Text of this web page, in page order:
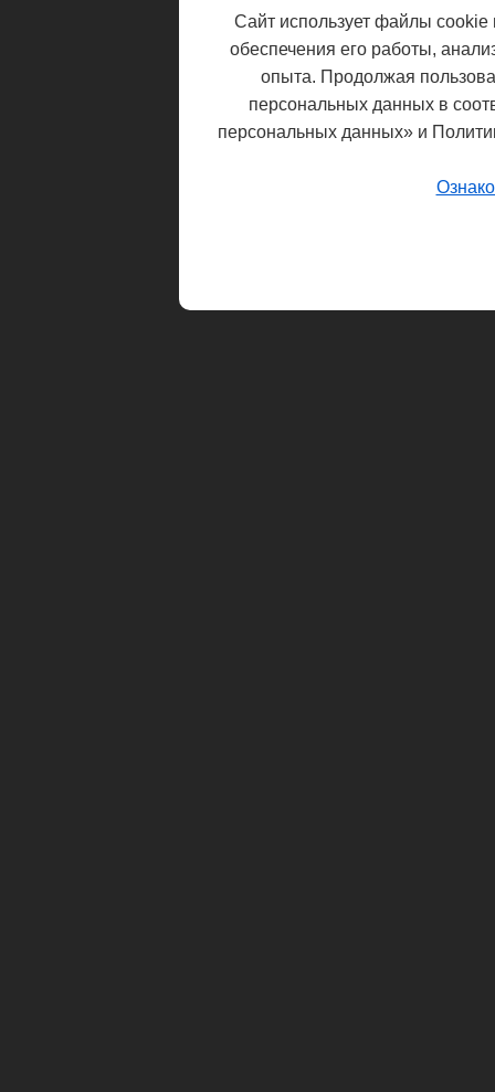
Сайт использует файлы cookie
обеспечения его работы,
опыта. Продолжая
персональных данных в
персональных данных» и